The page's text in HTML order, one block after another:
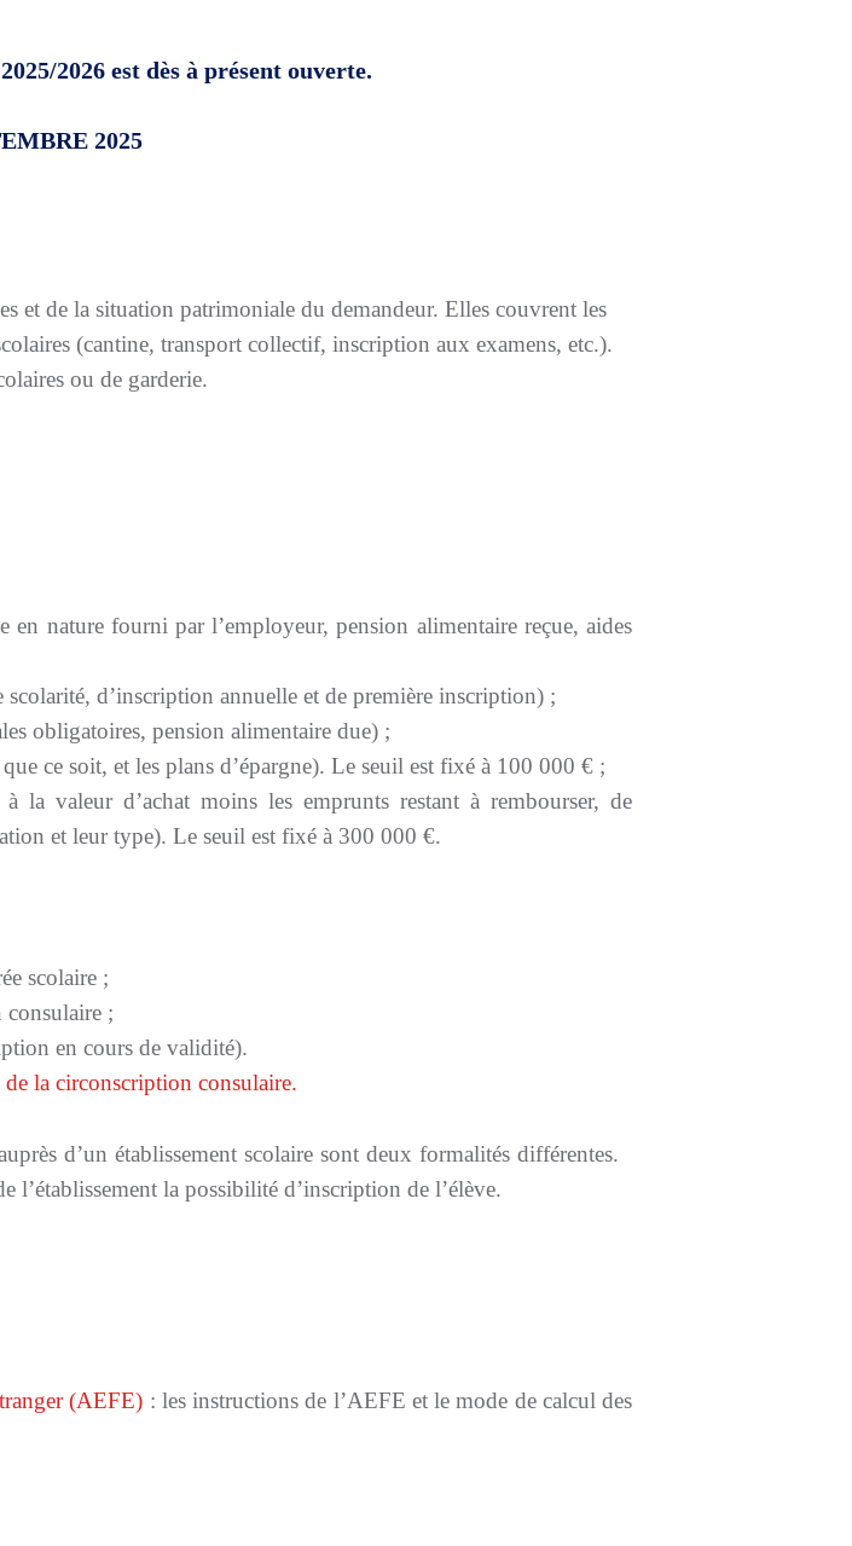
2026 est dès à présent ouverte.
2025
et de la situation patrimoniale du demandeur. Elles couvrent les
(cantine, transport collectif, inscription aux examens, etc.).
ou de garderie.
en nature fourni par l’employeur, pension alimentaire reçue, aides
d’inscription annuelle et de première inscription) ;
obligatoires, pension alimentaire due) ;
ce soit, et les plans d’épargne). Le seuil est fixé à 100 000 € ;
la valeur d’achat moins les emprunts restant à rembourser, de
et leur type). Le seuil est fixé à 300 000 €.
scolaire ;
consulaire ;
en cours de validité).
la circonscription consulaire.
d’un établissement scolaire sont deux formalités différentes.
l’établissement la possibilité d’inscription de l’élève.
(AEFE) : les instructions de l’AEFE et le mode de calcul des